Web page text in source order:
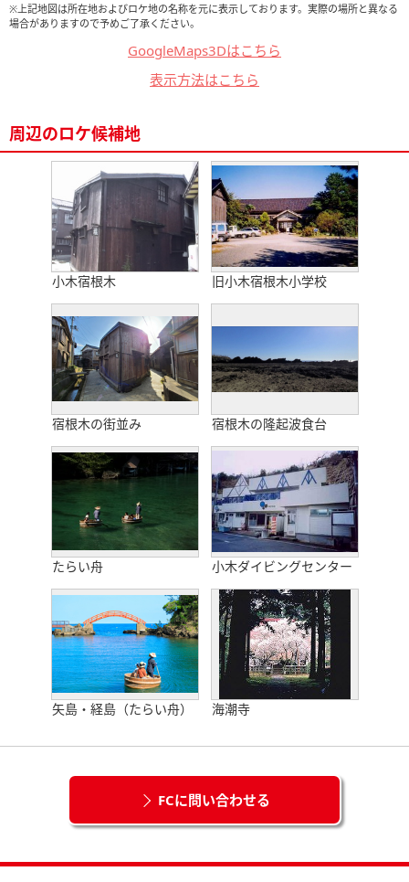
※上記地図は所在地およびロケ地の名称を元に表示しております。実際の場所と異なる
場合がありますので予めご了承ください。
GoogleMaps3Dはこちら
表示方法はこちら
周辺のロケ候補地
小木宿根木 旧小木宿根木小学校
宿根木の街並み 宿根木の隆起波食台
たらい舟 小木ダイビングセンター
矢島・経島（たらい舟） 海潮寺
FCに問い合わせる